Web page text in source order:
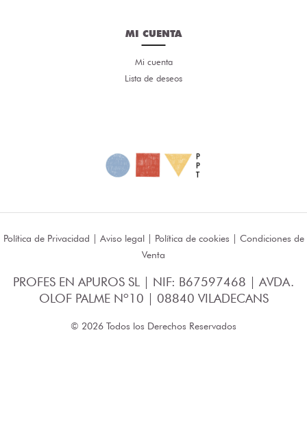
MI CUENTA
Mi cuenta
Lista de deseos
Política de Privacidad | Aviso legal| Política de cookies | Condiciones de
Venta
PROFES EN APUROS SL | NIF: B67597468 | AVDA.
OLOF PALME Nº10 | 08840 VILADECANS
© 2026 Todos los Derechos Reservados